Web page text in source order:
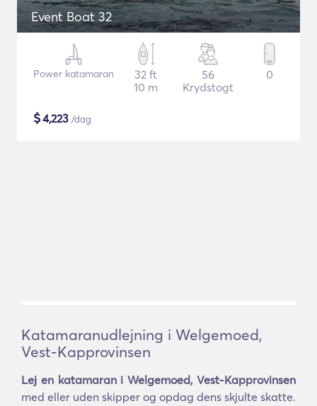
Event Boat 32
Power katamaran
32 ft
10 m
56
Krydstogt
0
$4,223 /dag
Katamaranudlejning i Welgemoed,
Vest-Kapprovinsen
Lej en katamaran i Welgemoed, Vest-Kapprovinsen
med eller uden skipper og opdag dens skjulte skatte.